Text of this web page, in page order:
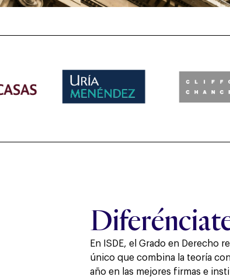
En ISDE, el Grado en Derecho
único que combina la teoría
año en las mejores firmas e